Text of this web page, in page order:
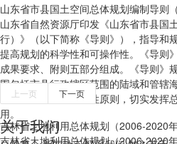
山东省市县国土空间总体规划编制导则（
山东省自然资源厅印发《山东省市县国
行）》（以下简称《导则》），指导和
提高规划的科学性和可操作性。《导则
成果要求、附则五部分组成。《导则》
围包括市县行政辖区范围的陆域和管辖
学性、协调性、操作性原则，切实发
用。
吉林省土地利用总体规划（2006-2020年
吉林省土地利用总体规划（2006-2020
上一页 下一页
关于我们